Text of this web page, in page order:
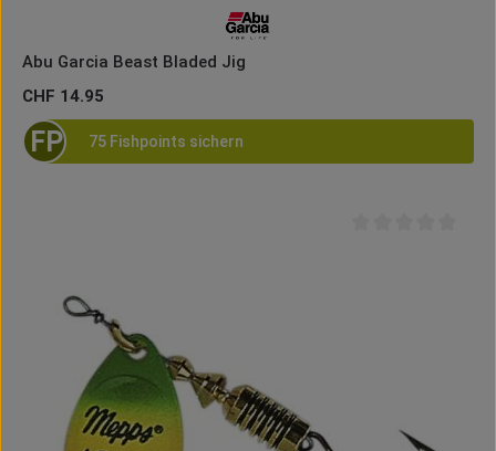
Abu Garcia Beast Bladed Jig
Regulärer Preis:
CHF 14.95
FP 75 Fishpoints sichern